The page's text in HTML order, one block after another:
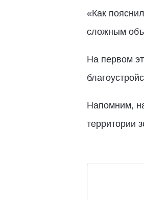
«Как
сложным
На первом
Напомним,
территории